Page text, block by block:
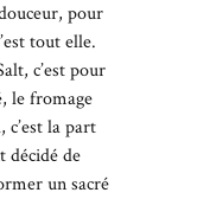
pour
tout elle.
c’est pour
le fromage
c’est la part
décidé de
un sacré